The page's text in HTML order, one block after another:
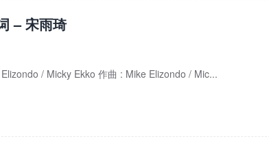
– 宋雨琦
/ Micky Ekko 作曲 : Mike Elizondo / Mic...